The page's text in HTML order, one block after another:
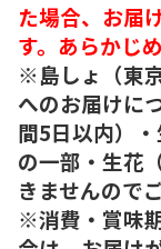
た場合、お届
す。あらかじ
※島しょ（東
へのお届けに
間5日以内）・
の一部・生花
きませんので
※消費・賞味